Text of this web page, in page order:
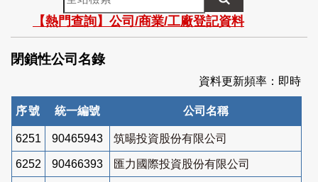
站
檢
索
【熱門查詢】公司/商業/工廠登記資料
閉鎖性公司名錄
資料更新頻率：即時
序號 統一編號 公司名稱
6251 90465943 筑暘投資股份有限公司
6252 90466393 匯力國際投資股份有限公司